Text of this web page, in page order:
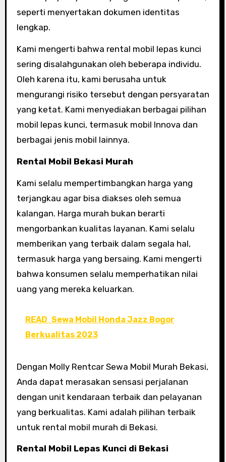
seperti menyertakan dokumen identitas
lengkap.
Kami mengerti bahwa rental mobil lepas kunci
sering disalahgunakan oleh beberapa individu.
Oleh karena itu, kami berusaha untuk
mengurangi risiko tersebut dengan persyaratan
yang ketat. Kami menyediakan berbagai pilihan
mobil lepas kunci, termasuk mobil Innova dan
berbagai jenis mobil lainnya.
Rental Mobil Bekasi Murah
Kami selalu mempertimbangkan harga yang
terjangkau agar bisa diakses oleh semua
kalangan. Harga murah bukan berarti
mengorbankan kualitas layanan. Kami selalu
memberikan yang terbaik dalam segala hal,
termasuk harga yang bersaing. Kami mengerti
bahwa konsumen selalu memperhatikan nilai
uang yang mereka keluarkan.
READ Sewa Mobil Honda Jazz Bogor
Berkualitas 2023
Dengan Molly Rentcar Sewa Mobil Murah Bekasi,
Anda dapat merasakan sensasi perjalanan
dengan unit kendaraan terbaik dan pelayanan
yang berkualitas. Kami adalah pilihan terbaik
untuk rental mobil murah di Bekasi.
Rental Mobil Lepas Kunci di Bekasi